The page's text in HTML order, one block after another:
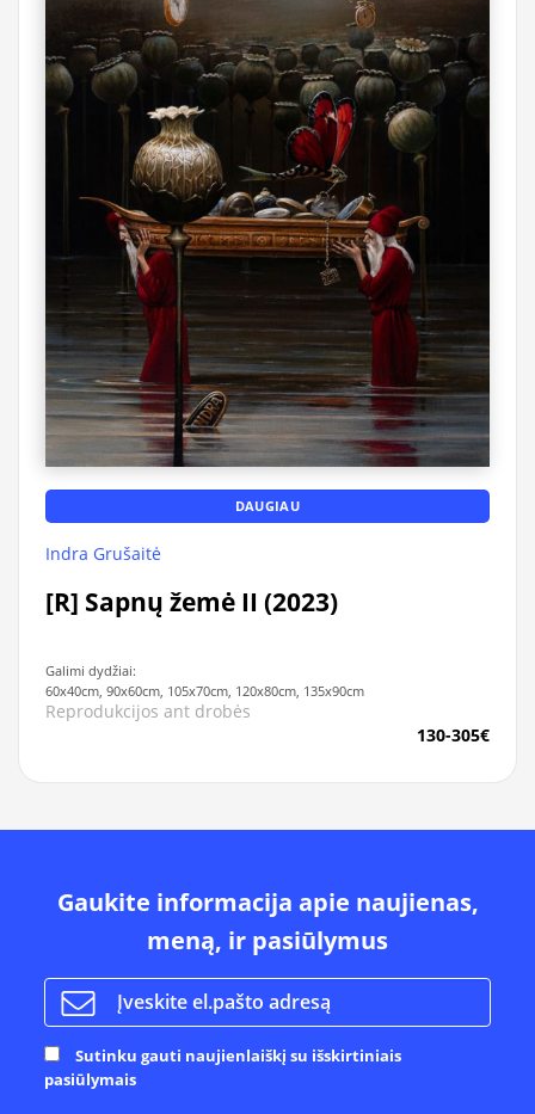
DAUGIAU
Indra Grušaitė
[R] Sapnų žemė II (2023)
Galimi dydžiai:
60x40cm, 90x60cm, 105x70cm, 120x80cm, 135x90cm
Reprodukcijos ant drobės
130-305€
Gaukite informacija apie naujienas,
meną, ir pasiūlymus
Sutinku gauti naujienlaiškį su išskirtiniais
pasiūlymais